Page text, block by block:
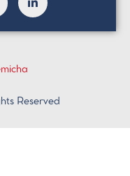
Reserved